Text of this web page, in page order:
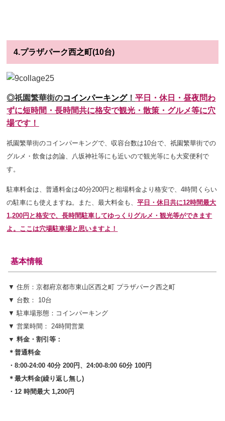
4.プラザパーク西之町(10台)
◎祇園繁華街のコインパーキング！平日・休日・昼夜問わ
ずに短時間・長時間共に格安で観光・散策・グルメ等に穴
場です！
祇園繁華街のコインパーキングで、収容台数は10台で 、祇園繁華街での
グルメ・飲食は勿論、八坂神社等にも近いので観光等にも大変便利で
す。
駐車料金は、普通料金は40分200円と相場料金より格安で、4時間くらい
の駐車にも使えますね。また、最大料金も、平日・休日共に12時間最大
1,200円と格安で、長時間駐車してゆっくりグルメ・観光等ができます
よ。ここは穴場駐車場と思いますよ！
基本情報
▼ 住所：京都府京都市東山区西之町 プラザパーク西之町
▼ 台数： 10台
▼ 駐車場形態：コインパーキング
▼ 営業時間： 24時間営業
▼ 料金・割引等：
＊普通料金
・8:00-24:00 40分 200円、24:00-8:00 60分 100円
＊最大料金(繰り返し無し)
・ 12 時間最大 1,200円